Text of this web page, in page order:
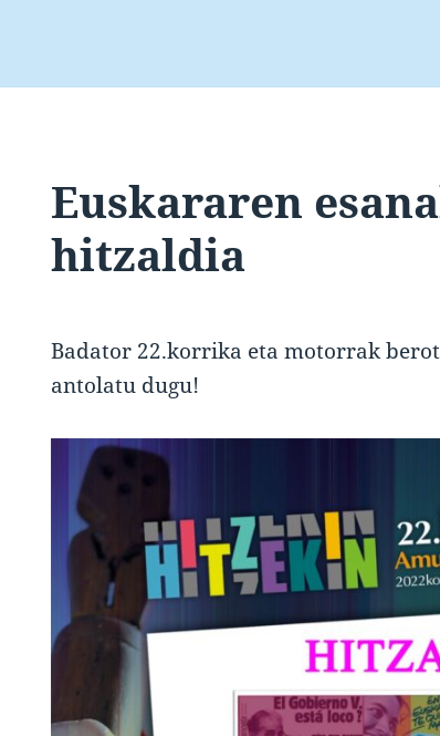
Euskararen
hitzaldia
Badator 22.korrika eta motorrak
antolatu dugu!